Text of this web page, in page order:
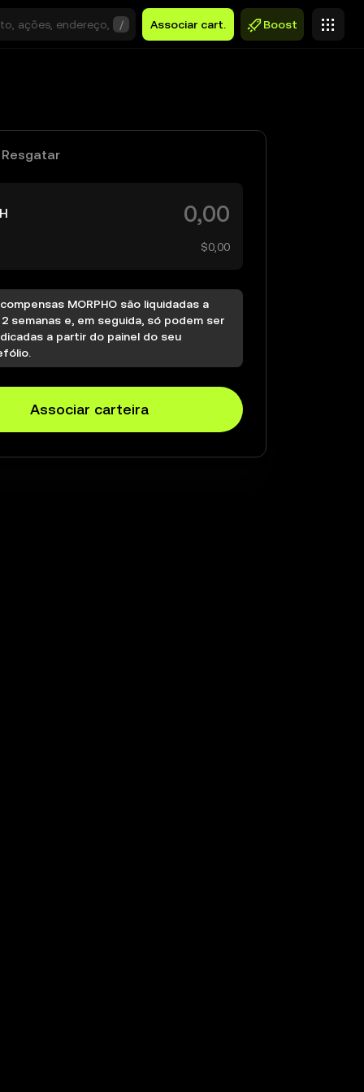
/ Associar cart. Boost
Resgatar
$0,00
MORPHO são liquidadas a
semanas e, em seguida, só podem ser
a partir do painel do seu
Associar carteira